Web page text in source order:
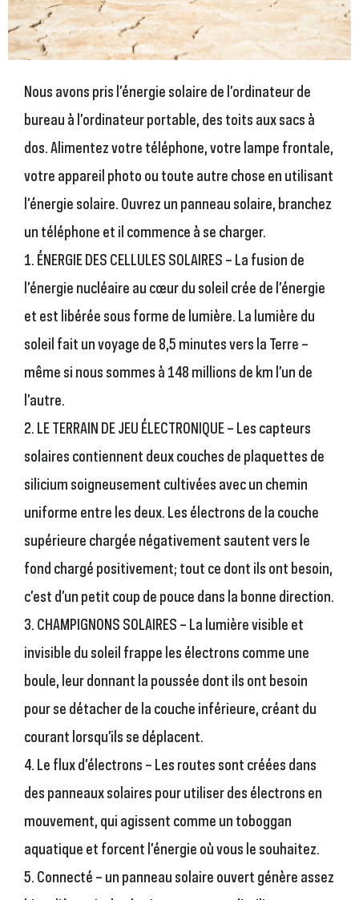
Nous avons pris l’énergie solaire de l’ordinateur de
bureau à l’ordinateur portable, des toits aux sacs à
dos. Alimentez votre téléphone, votre lampe frontale,
votre appareil photo ou toute autre chose en utilisant
l’énergie solaire. Ouvrez un panneau solaire, branchez
un téléphone et il commence à se charger.
1. ÉNERGIE DES CELLULES SOLAIRES – La fusion de
l’énergie nucléaire au cœur du soleil crée de l’énergie
et est libérée sous forme de lumière. La lumière du
soleil fait un voyage de 8,5 minutes vers la Terre –
même si nous sommes à 148 millions de km l’un de
l’autre.
2. LE TERRAIN DE JEU ÉLECTRONIQUE – Les capteurs
solaires contiennent deux couches de plaquettes de
silicium soigneusement cultivées avec un chemin
uniforme entre les deux. Les électrons de la couche
supérieure chargée négativement sautent vers le
fond chargé positivement; tout ce dont ils ont besoin,
c’est d’un petit coup de pouce dans la bonne direction.
3. CHAMPIGNONS SOLAIRES – La lumière visible et
invisible du soleil frappe les électrons comme une
boule, leur donnant la poussée dont ils ont besoin
pour se détacher de la couche inférieure, créant du
courant lorsqu’ils se déplacent.
4. Le flux d’électrons – Les routes sont créées dans
des panneaux solaires pour utiliser des électrons en
mouvement, qui agissent comme un toboggan
aquatique et forcent l’énergie où vous le souhaitez.
5. Connecté – un panneau solaire ouvert génère assez